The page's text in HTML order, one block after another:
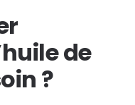
de
?